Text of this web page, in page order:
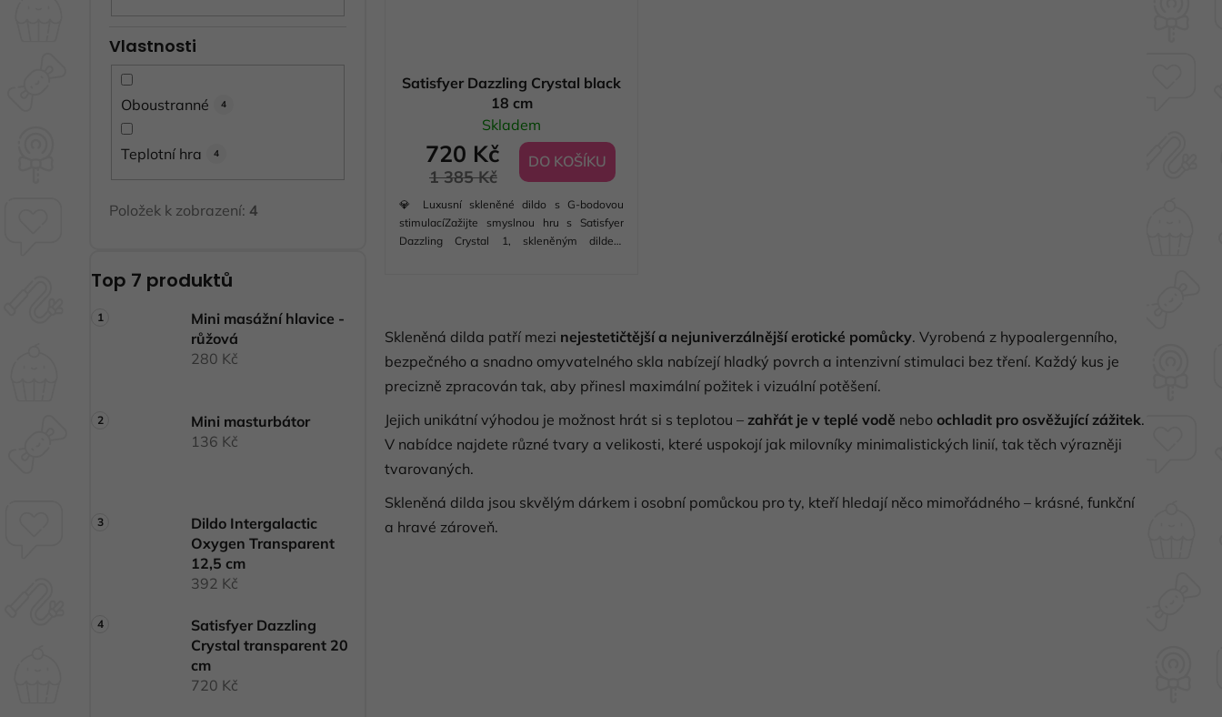
Vlastnosti
Oboustranné 4
Teplotní hra 4
Položek k zobrazení: 4
Top 7 produktů
Mini masážní hlavice -
růžová
280 Kč
Mini masturbátor
136 Kč
Dildo Intergalactic
Oxygen Transparent
12,5 cm
392 Kč
Satisfyer Dazzling
Crystal transparent 20
cm
720 Kč
Satisfyer Dazzling Crystal black
18 cm
Skladem
720 Kč
1 385 Kč
DO KOŠÍKU
💎 Luxusní skleněné dildo s G-bodovou
stimulacíZažijte smyslnou hru s Satisfyer
Dazzling Crystal 1, skleněným dildem
l
á
d
c
í
v
Skleněná dilda patří mezi nejestetičtější a nejuniverzálnější erotické pomůcky. Vyrobená z hypoalergenního,
bezpečného a snadno omyvatelného skla nabízejí hladký povrch a intenzivní stimulaci bez tření. Každý kus je
precizně zpracován tak, aby přinesl maximální požitek i vizuální potěšení.
Jejich unikátní výhodou je možnost hrát si s teplotou – zahřát je v teplé vodě nebo ochladit pro osvěžující zážitek.
V nabídce najdete různé tvary a velikosti, které uspokojí jak milovníky minimalistických linií, tak těch výrazněji
tvarovaných.
Skleněná dilda jsou skvělým dárkem i osobní pomůckou pro ty, kteří hledají něco mimořádného – krásné, funkční
a hravé zároveň.